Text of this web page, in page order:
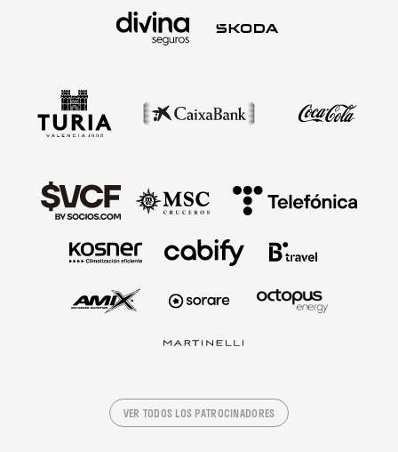
VER TODOS LOS PATROCINADORES